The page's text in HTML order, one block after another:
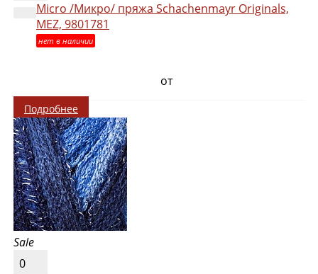
Micro /Микро/ пряжа Schachenmayr Originals,
MEZ, 9801781
нет в наличии
от
Подробнее
Sale
0